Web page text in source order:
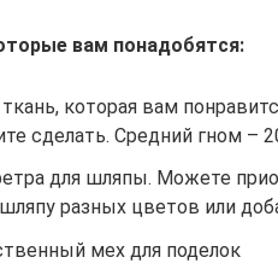
вам понадобятся:
которая вам
сделать. Средний гном –
для шляпы. Можете
разных цветов или
мех для поделок